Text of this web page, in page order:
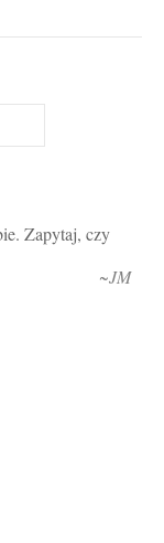
Zapytaj, czy
~JM